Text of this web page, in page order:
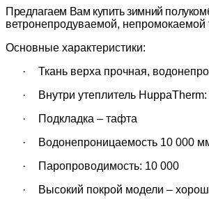
Предлагаем Вам купить зимний
ветронепродуваемой,
Основные характеристики:
·
Ткань верха прочная,
·
Внутри утеплитель
·
Подкладка – тафта
·
Водонепроницаемость 10 000
·
Паропроводимость: 10 000
·
Высокий покрой модели –